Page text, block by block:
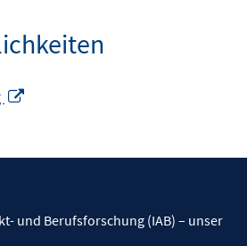
öffnen
und Berufsforschung (IAB) – unser